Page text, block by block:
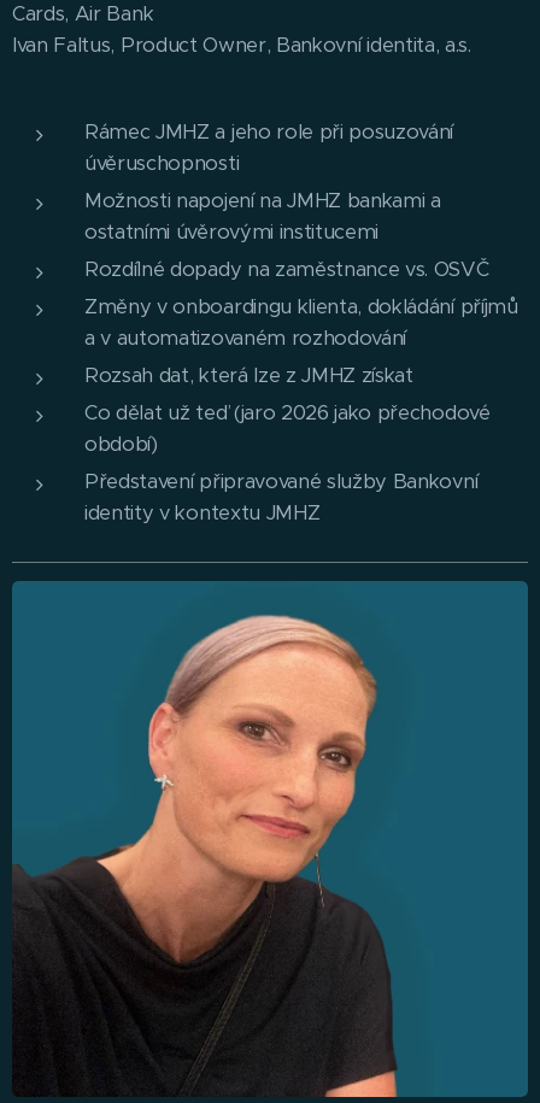
Cards, Air Bank
Ivan Faltus, Product Owner, Bankovní identita, a.s.
Rámec JMHZ a jeho role při posuzování
úvěruschopnosti
Možnosti napojení na JMHZ bankami a
ostatními úvěrovými institucemi
Rozdílné dopady na zaměstnance vs. OSVČ
Změny v onboardingu klienta, dokládání příjmů
a v automatizovaném rozhodování
Rozsah dat, která lze z JMHZ získat
Co dělat už teď (jaro 2026 jako přechodové
období)
Představení připravované služby Bankovní
identity v kontextu JMHZ